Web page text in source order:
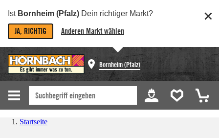
Ist Bornheim (Pfalz) Dein richtiger Markt?
JA, RICHTIG Anderen Markt wählen
Bornheim (Pfalz)
Startseite